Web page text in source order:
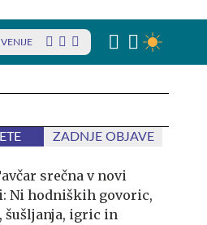
ZADNJE OBJAVE
srečna v novi
Ni hodniških govoric,
šušljanja, igric in